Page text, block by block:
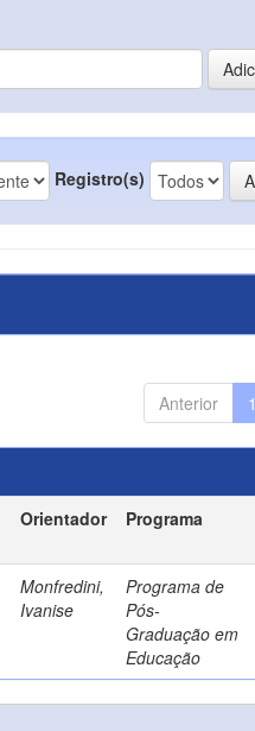
Registro(s)
Anterior 1
Orientador Programa
Monfredini,
Ivanise
Programa de
Pós-
Graduação em
Educação